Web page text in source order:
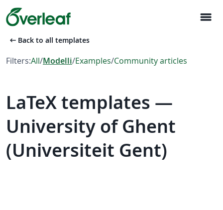
menu
arrow_left_alt Back to all templates
Filters:All/Modelli/Examples/Community articles
LaTeX templates —
University of Ghent
(Universiteit Gent)